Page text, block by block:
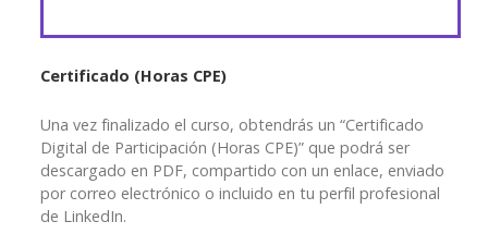
Certificado (Horas CPE)
Una vez finalizado el curso, obtendrás un “Certificado
Digital de Participación (Horas CPE)” que podrá ser
descargado en PDF, compartido con un enlace, enviado
por correo electrónico o incluido en tu perfil profesional
de LinkedIn.